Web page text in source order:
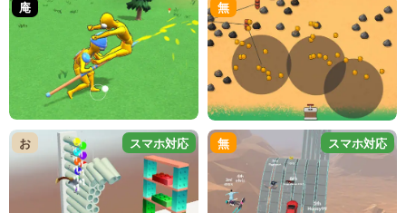
庵 無
お スマホ対応 無 スマホ対応